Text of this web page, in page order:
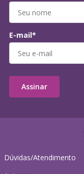
Dúvidas/Atendimento
E-mail*
Assinar